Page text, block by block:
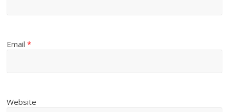
Email*
Website